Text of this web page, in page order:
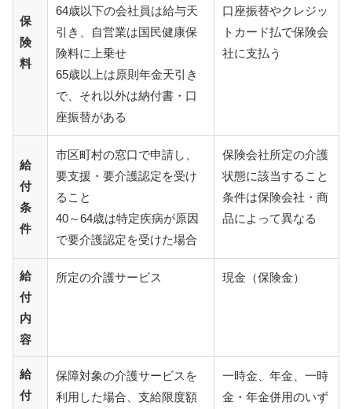
保
険
料
64歳以下の会社員は給与天
引き、自営業は国民健康保
険料に上乗せ
65歳以上は原則年金天引き
で、それ以外は納付書・口
座振替がある
口座振替やクレジッ
トカード払で保険会
社に支払う
給
付
条
件
市区町村の窓口で申請し、
要支援・要介護認定を受け
ること
40～64歳は特定疾病が原因
で要介護認定を受けた場合
保険会社所定の介護
状態に該当すること
条件は保険会社・商
品によって異なる
給
付
内
容
所定の介護サービス 現金（保険金）
給
付
保障対象の介護サービスを
利用した場合、支給限度額
一時金、年金、一時
金・年金併用のいず